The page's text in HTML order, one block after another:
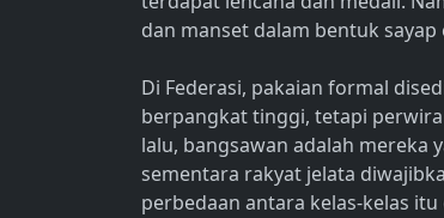
dan manset dalam bentuk
Di Federasi, pakaian formal
berpangkat tinggi, tetapi
lalu, bangsawan adalah mereka
sementara rakyat jelata
perbedaan antara kelas-kelas